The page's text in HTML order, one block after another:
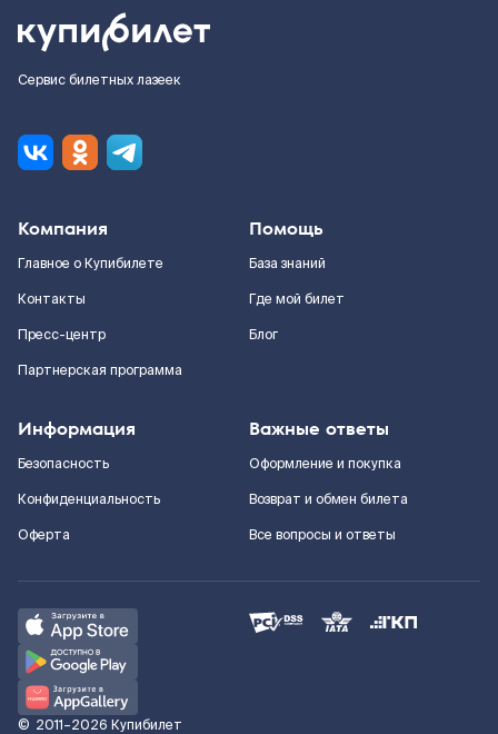
Сервис билетных лазеек
Компания
Главное о Купибилете
Контакты
Пресс-центр
Партнерская программа
Помощь
База знаний
Где мой билет
Блог
Информация
Безопасность
Конфиденциальность
Оферта
Важные ответы
Оформление и покупка
Возврат и обмен билета
Все вопросы и ответы
© 2011–2026 Купибилет